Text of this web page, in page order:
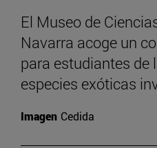
El Museo de
Navarra acoge un
para estudiantes de
especies exóticas
Imagen Cedida